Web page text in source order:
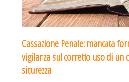
Cassazione Penale: mancata
vigilanza sul corretto uso di un
sicurezza